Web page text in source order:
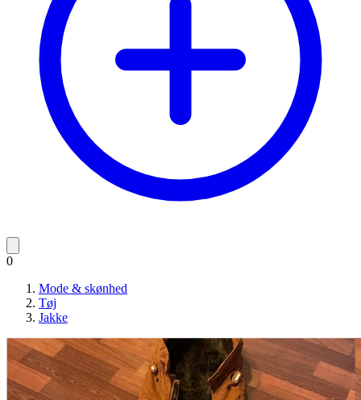
0
Mode & skønhed
Tøj
Jakke